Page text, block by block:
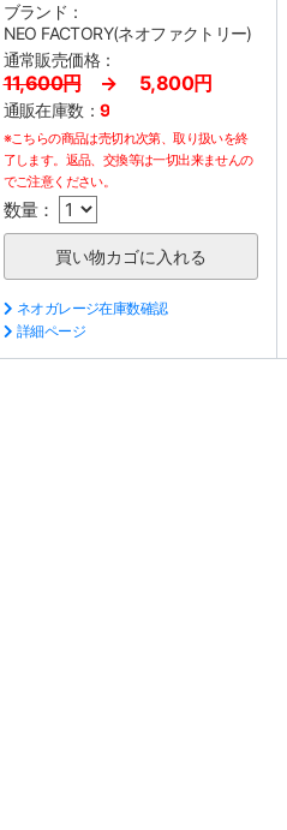
ブランド：
NEO FACTORY(ネオファクトリー)
通常販売価格：
11,600円→ 5,800円
通販在庫数： 9
※こちらの商品は売切れ次第、取り扱いを終
了します。返品、交換等は一切出来ませんの
でご注意ください。
数量：
ネオガレージ在庫数確認
詳細ページ